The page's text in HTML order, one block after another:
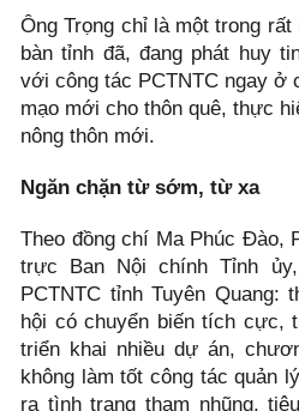
Ông Trọng chỉ là một trong
bàn tỉnh đã, đang phát huy
với công tác PCTNTC ngay ở
mạo mới cho thôn quê, thực
nông thôn mới.
Ngăn chặn từ sớm, từ xa
Theo đồng chí Ma Phúc Đào,
trực Ban Nội chính Tỉnh
PCTNTC tỉnh Tuyên
hội có chuyển biến tích cực,
triển khai nhiều dự án,
không làm tốt công tác quản
ra tình trạng tham nhũng,